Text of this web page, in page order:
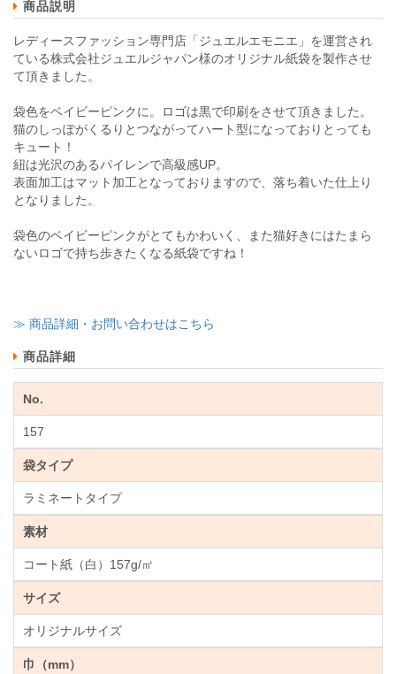
商品説明
レディースファッション専門店「ジュエルエモニエ」を運営され
ている株式会社ジュエルジャパン様のオリジナル紙袋を製作させ
て頂きました。
袋色をベイビーピンクに。ロゴは黒で印刷をさせて頂きました。
猫のしっぽがくるりとつながってハート型になっておりとっても
キュート！
紐は光沢のあるパイレンで高級感UP。
表面加工はマット加工となっておりますので、落ち着いた仕上り
となりました。
袋色のベイビーピンクがとてもかわいく、また猫好きにはたまら
ないロゴで持ち歩きたくなる紙袋ですね！
≫ 商品詳細・お問い合わせはこちら
商品詳細
No.
157
袋タイプ
ラミネートタイプ
素材
コート紙（白）157g/㎡
サイズ
オリジナルサイズ
巾（mm）